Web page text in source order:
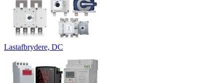
Lastafbrydere, DC